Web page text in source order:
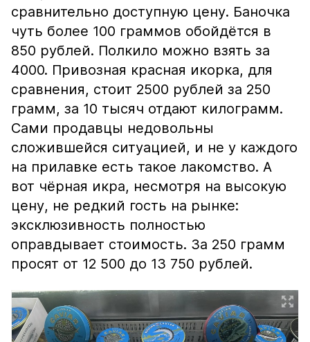
сравнительно доступную цену. Баночка
чуть более 100 граммов обойдётся в
850 рублей. Полкило можно взять за
4000. Привозная красная икорка, для
сравнения, стоит 2500 рублей за 250
грамм, за 10 тысяч отдают килограмм.
Сами продавцы недовольны
сложившейся ситуацией, и не у каждого
на прилавке есть такое лакомство. А
вот чёрная икра, несмотря на высокую
цену, не редкий гость на рынке:
эксклюзивность полностью
оправдывает стоимость. За 250 грамм
просят от 12 500 до 13 750 рублей.